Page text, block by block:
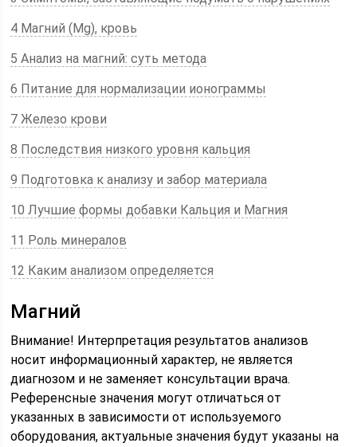
4 Магний (Mg), кровь
5 Анализ на магний: суть метода
6 Питание для нормализации ионограммы
7 Железо крови
8 Последствия низкого уровня кальция
9 Подготовка к анализу и забор материала
10 Лучшие формы добавки Кальция и Магния
11 Роль минералов
12 Каким анализом определяется
Магний
Внимание! Интерпретация результатов анализов
носит информационный характер, не является
диагнозом и не заменяет консультации врача.
Референсные значения могут отличаться от
указанных в зависимости от используемого
оборудования, актуальные значения будут указаны на